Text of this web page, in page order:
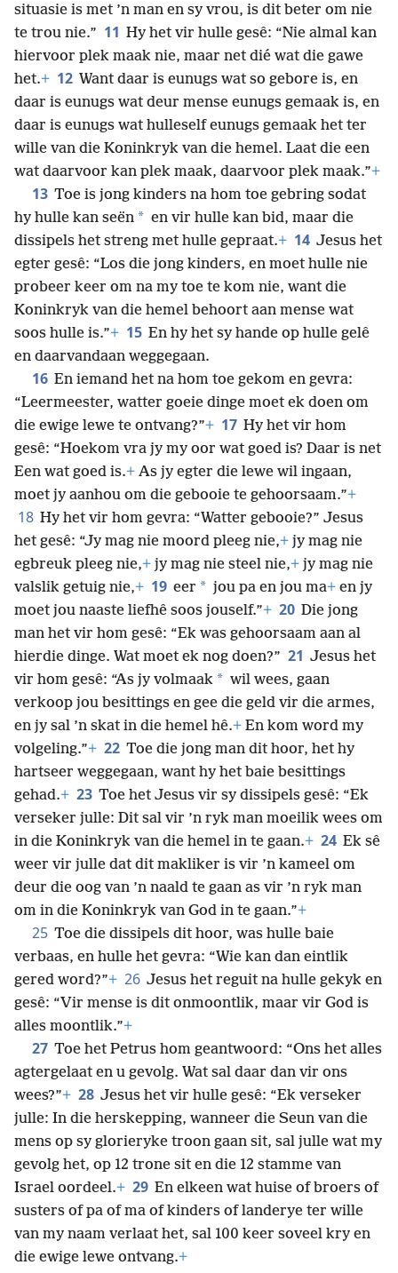
situasie is met ’n man en sy vrou, is dit beter om nie
te trou nie.” 11 Hy het vir hulle gesê: “Nie almal kan
hiervoor plek maak nie, maar net dié wat die gawe
het.+ 12 Want daar is eunugs wat so gebore is, en
daar is eunugs wat deur mense eunugs gemaak is, en
daar is eunugs wat hulleself eunugs gemaak het ter
wille van die Koninkryk van die hemel. Laat die een
wat daarvoor kan plek maak, daarvoor plek maak.”+
13 Toe is jong kinders na hom toe gebring sodat
hy hulle kan seën * en vir hulle kan bid, maar die
dissipels het streng met hulle gepraat.+ 14 Jesus het
egter gesê: “Los die jong kinders, en moet hulle nie
probeer keer om na my toe te kom nie, want die
Koninkryk van die hemel behoort aan mense wat
soos hulle is.”+ 15 En hy het sy hande op hulle gelê
en daarvandaan weggegaan.
16 En iemand het na hom toe gekom en gevra:
“Leermeester, watter goeie dinge moet ek doen om
die ewige lewe te ontvang?”+ 17 Hy het vir hom
gesê: “Hoekom vra jy my oor wat goed is? Daar is net
Een wat goed is.+ As jy egter die lewe wil ingaan,
moet jy aanhou om die gebooie te gehoorsaam.”+
18 Hy het vir hom gevra: “Watter gebooie?” Jesus
het gesê: “Jy mag nie moord pleeg nie,+ jy mag nie
egbreuk pleeg nie,+ jy mag nie steel nie,+ jy mag nie
valslik getuig nie,+ 19 eer * jou pa en jou ma+ en jy
moet jou naaste liefhê soos jouself.”+ 20 Die jong
man het vir hom gesê: “Ek was gehoorsaam aan al
hierdie dinge. Wat moet ek nog doen?” 21 Jesus het
vir hom gesê: “As jy volmaak * wil wees, gaan
verkoop jou besittings en gee die geld vir die armes,
en jy sal ’n skat in die hemel hê.+ En kom word my
volgeling.”+ 22 Toe die jong man dit hoor, het hy
hartseer weggegaan, want hy het baie besittings
gehad.+ 23 Toe het Jesus vir sy dissipels gesê: “Ek
verseker julle: Dit sal vir ’n ryk man moeilik wees om
in die Koninkryk van die hemel in te gaan.+ 24 Ek sê
weer vir julle dat dit makliker is vir ’n kameel om
deur die oog van ’n naald te gaan as vir ’n ryk man
om in die Koninkryk van God in te gaan.”+
25 Toe die dissipels dit hoor, was hulle baie
verbaas, en hulle het gevra: “Wie kan dan eintlik
gered word?”+ 26 Jesus het reguit na hulle gekyk en
gesê: “Vir mense is dit onmoontlik, maar vir God is
alles moontlik.”+
27 Toe het Petrus hom geantwoord: “Ons het alles
agtergelaat en u gevolg. Wat sal daar dan vir ons
wees?”+ 28 Jesus het vir hulle gesê: “Ek verseker
julle: In die herskepping, wanneer die Seun van die
mens op sy glorieryke troon gaan sit, sal julle wat my
gevolg het, op 12 trone sit en die 12 stamme van
Israel oordeel.+ 29 En elkeen wat huise of broers of
susters of pa of ma of kinders of landerye ter wille
van my naam verlaat het, sal 100 keer soveel kry en
die ewige lewe ontvang.+